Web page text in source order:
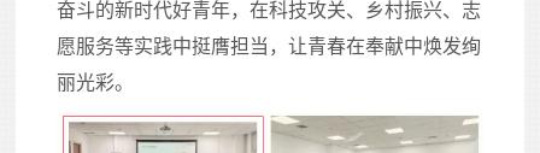
奋斗的新时代好青年，在科技攻关、乡村振兴、志
愿服务等实践中挺膺担当，让青春在奉献中焕发绚
丽光彩。